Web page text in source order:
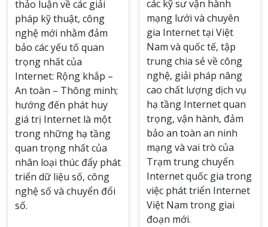
thảo luận về các giải
pháp kỹ thuật, công
nghệ mới nhằm đảm
bảo các yếu tố quan
trọng nhất của
Internet: Rộng khắp –
An toàn – Thông minh;
hướng đến phát huy
giá trị Internet là một
trong những hạ tầng
quan trọng nhất của
nhân loại thúc đẩy phát
triển dữ liệu số, công
nghệ số và chuyển đổi
số.
các kỹ sư vận hành
mạng lưới và chuyên
gia Internet tại Việt
Nam và quốc tế, tập
trung chia sẻ về công
nghệ, giải pháp nâng
cao chất lượng dịch vụ
hạ tầng Internet quan
trọng, vận hành, đảm
bảo an toàn an ninh
mạng và vai trò của
Trạm trung chuyển
Internet quốc gia trong
việc phát triển Internet
Việt Nam trong giai
đoạn mới.